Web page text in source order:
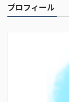
プロフィール